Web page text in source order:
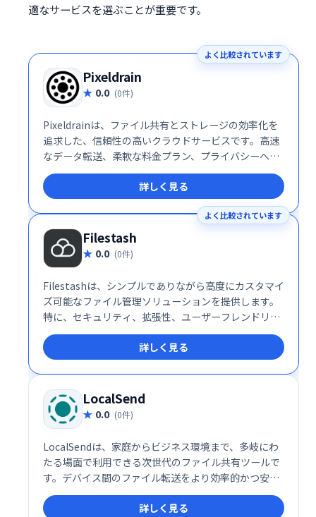
適なサービスを選ぶことが重要です。
よく比較されています
Pixeldrain
0.0 (0件)
Pixeldrainは、ファイル共有とストレージの効率化を
追求した、信頼性の高いクラウドサービスです。高速
なデータ転送、柔軟な料金プラン、プライバシーへの
徹底した配慮により、個人ユーザーから企業まで幅広
い層に支持されています。特に、大容量ファイルを頻
繁に扱うクリエイターやプライバシーを重視する利用
者にとって、Pixeldrainは理想的な選択肢となるでし
ょう。
詳しく見る
よく比較されています
Filestash
0.0 (0件)
Filestashは、シンプルでありながら高度にカスタマイ
ズ可能なファイル管理ソリューションを提供します。
特に、セキュリティ、拡張性、ユーザーフレンドリー
な操作性を重視する企業にとって理想的な選択肢で
す。企業のストレージ運用を次のレベルに引き上げる
ために、Filestashの導入を検討してみてはいかがでし
ょうか。
詳しく見る
LocalSend
0.0 (0件)
LocalSendは、家庭からビジネス環境まで、多岐にわ
たる場面で利用できる次世代のファイル共有ツールで
す。デバイス間のファイル転送をより効率的かつ安全
に行いたい方に、ぜひ一度試してみていただきたいサ
ービスです。
詳しく見る